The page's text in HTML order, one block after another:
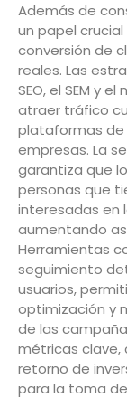
Además de
un papel
conversión de
reales. Las
SEO, el SEM y
atraer tráfico
plataformas de
empresas. La
garantiza que
personas que
interesadas en
aumentando
Herramientas
seguimiento
usuarios,
optimización y
de las
métricas clave,
retorno de
para la toma